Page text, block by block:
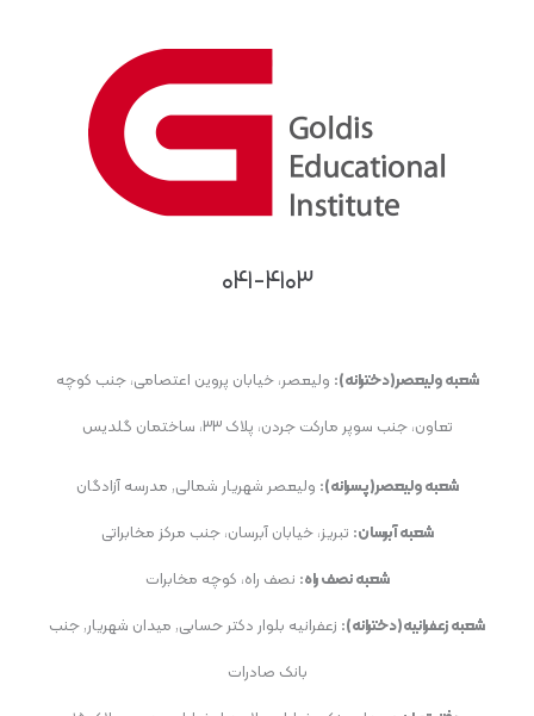
۰۴۱-۴۱۰۳
شعبه ولیعصر(دخترانه): ولیعصر، خیابان پروین اعتصامی، جنب کوچه
تعاون، جنب سوپر مارکت جردن، پلاک ۳۳، ساختمان گلدیس
شعبه ولیعصر(پسرانه): ولیعصر شهریار شمالی, مدرسه آزادگان
شعبه آبرسان: تبریز، خیابان آبرسان، جنب مرکز مخابراتی
شعبه نصف راه: نصف راه، کوچه مخابرات
شعبه زعفرانیه(دخترانه): زعفرانیه بلوار دکتر حسابی, میدان شهریار, جنب
بانک صادرات